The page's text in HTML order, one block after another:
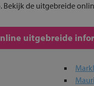
Bekijk de uitgebreide
uitgebreide